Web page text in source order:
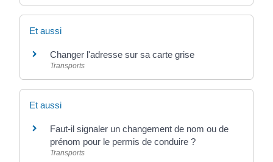
Et aussi
Changer l'adresse sur sa carte grise
Transports
Et aussi
Faut-il signaler un changement de nom ou de
prénom pour le permis de conduire ?
Transports